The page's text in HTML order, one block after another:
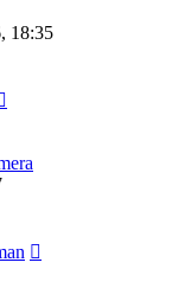
18:35